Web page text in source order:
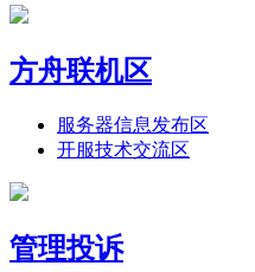
方舟联机区
服务器信息发布区
开服技术交流区
管理投诉